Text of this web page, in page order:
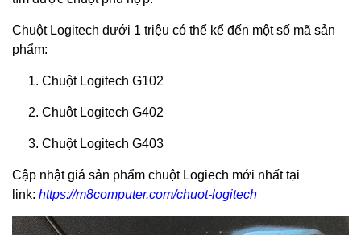
Chuột Logitech dưới 1 triệu có thể kể đến một số mã sản
phẩm:
1. Chuột Logitech G102
2. Chuột Logitech G402
3. Chuột Logitech G403
Cập nhật giá sản phẩm chuột Logiech mới nhất tại
link: https://m8computer.com/chuot-logitech